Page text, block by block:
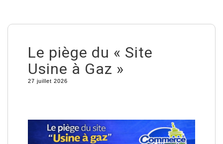
Le piège du « Site
Usine à Gaz »
27 juillet 2026